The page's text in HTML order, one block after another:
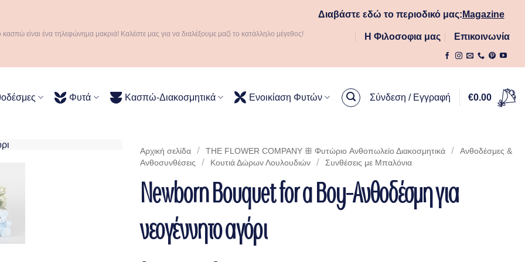
κασπώ είναι ένα τηλεφώνημα μακριά! Καλέστε μας για να διαλέξουμε μαζί το κατάλληλο μέγεθος!
Διαβάστε εδώ το περιοδικό μας: Magazine
Η Φιλοσοφια μας Επικοινωνία
Φυτά Κασπώ-Διακοσμητικά Ενοικίαση Φυτών Σύνδεση / Εγγραφή €0.00
Αρχική σελίδα / THE FLOWER COMPANY ꕥ Φυτώριο Aνθοπωλείο Διακοσμητικά /
Ανθοδέσμες &
Ανθοσυνθέσεις
/ Κουτιά Δώρων Λουλουδιών / Συνθέσεις με Μπαλόνια
Newborn Bouquet for a Boy-Ανθοδέσμη για
νεογέννητο αγόρι